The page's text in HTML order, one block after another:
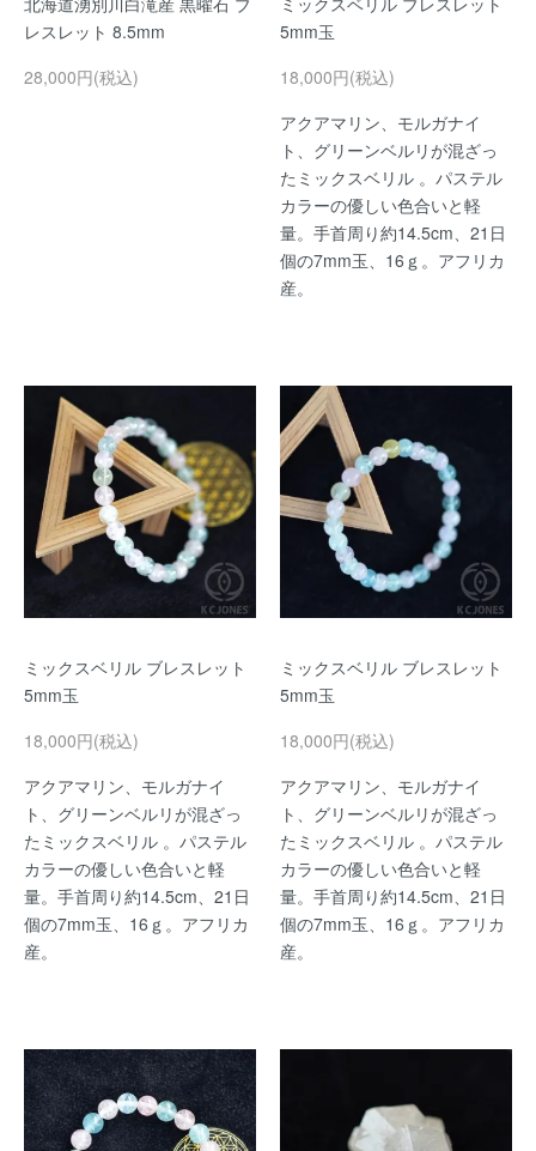
レスレット 8.5mm
28,000円(税込)
5mm玉
18,000円(税込)
アクアマリン、モルガナイ
ト、グリーンベルリが混ざっ
たミックスベリル 。パステル
カラーの優しい色合いと軽
量。手首周り約14.5cm、21日
個の7mm玉、16ｇ。アフリカ
産。
ミックスベリル ブレスレット
5mm玉
18,000円(税込)
アクアマリン、モルガナイ
ト、グリーンベルリが混ざっ
たミックスベリル 。パステル
カラーの優しい色合いと軽
量。手首周り約14.5cm、21日
個の7mm玉、16ｇ。アフリカ
産。
ミックスベリル ブレスレット
5mm玉
18,000円(税込)
アクアマリン、モルガナイ
ト、グリーンベルリが混ざっ
たミックスベリル 。パステル
カラーの優しい色合いと軽
量。手首周り約14.5cm、21日
個の7mm玉、16ｇ。アフリカ
産。